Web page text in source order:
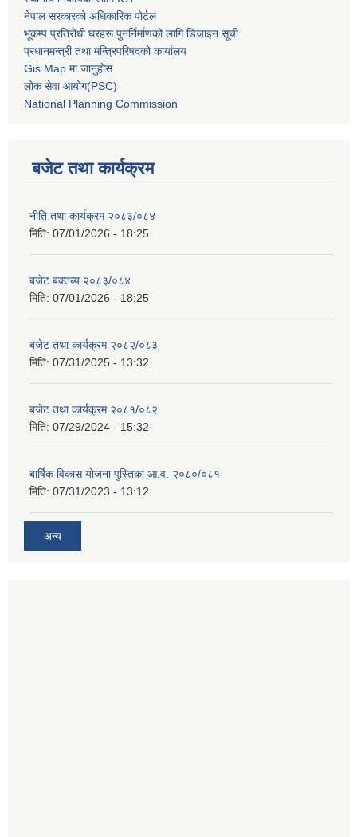
नेपाल सरकारको अधिकारिक पोर्टल
भूकम्प प्रतिरोधी घरहरू पुनर्निर्माणको लागि डिजाइन सूची
प्रधानमन्त्री तथा मन्त्रिपरिषदको कार्यालय
Gis Map मा जानुहोस
लोक सेवा आयोग(PSC)
National Planning Commission
बजेट तथा कार्यक्रम
नीति तथा कार्यक्रम २०८३/०८४
मिति: 07/01/2026 - 18:25
बजेट बक्तब्य २०८३/०८४
मिति: 07/01/2026 - 18:25
बजेट तथा कार्यक्रम २०८२/०८३
मिति: 07/31/2025 - 13:32
बजेट तथा कार्यक्रम २०८१/०८२
मिति: 07/29/2024 - 15:32
बार्षिक विकास योजना पुस्तिका आ.व. २०८०/०८१
मिति: 07/31/2023 - 13:12
अन्य